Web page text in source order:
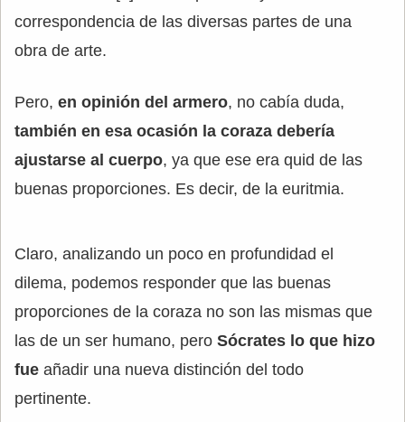
correspondencia de las diversas partes de una
obra de arte.
Pero, en opinión del armero, no cabía duda,
también en esa ocasión la coraza debería
ajustarse al cuerpo, ya que ese era quid de las
buenas proporciones. Es decir, de la euritmia.
Claro, analizando un poco en profundidad el
dilema, podemos responder que las buenas
proporciones de la coraza no son las mismas que
las de un ser humano, pero Sócrates lo que hizo
fue añadir una nueva distinción del todo
pertinente.